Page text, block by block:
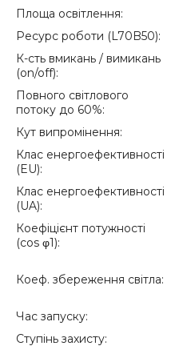
Площа освітлення:
Ресурс роботи (L70B50):
К-сть вмикань / вимикань
(on/off):
Повного світлового
потоку до 60%:
Кут випромінення:
Клас енергоефективності
(EU):
Клас енергоефективності
(UA):
Коефіцієнт потужності
(cos φ1):
Коеф. збереження світла:
Час запуску:
Ступінь захисту: